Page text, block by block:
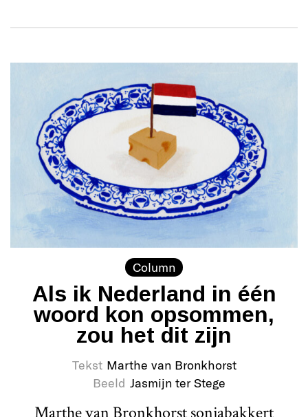
Column
Als ik Nederland in één
woord kon opsommen,
zou het dit zijn
Tekst Marthe van Bronkhorst
Beeld Jasmijn ter Stege
Marthe van Bronkhorst sonjabakkert